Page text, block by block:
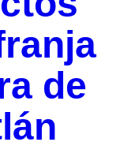
de